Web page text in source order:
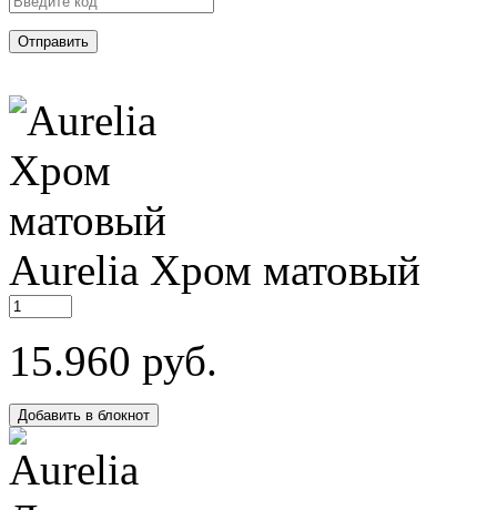
Aurelia Хром матовый
15.960 руб.
Добавить в блокнот